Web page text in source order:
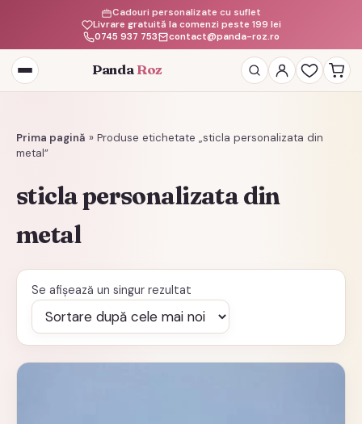
Livrare gratuită la comenzi peste 199 lei
Cadouri personalizate cu suflet
0745 937 753
contact@panda-roz.ro
Deschide
meniul
Panda Roz
Prima pagină » Produse etichetate „sticla personalizata din
metal”
sticla personalizata din
metal
Se afișează un singur rezultat
Acest